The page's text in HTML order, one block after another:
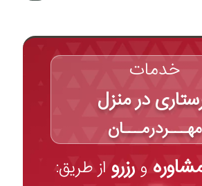
خدمات
در منزل
مهـــردرمـــان
و رزرو از طریق: